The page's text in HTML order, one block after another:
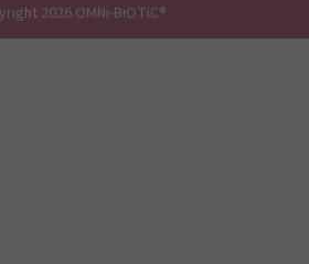
2026 OMNi-BiOTiC®